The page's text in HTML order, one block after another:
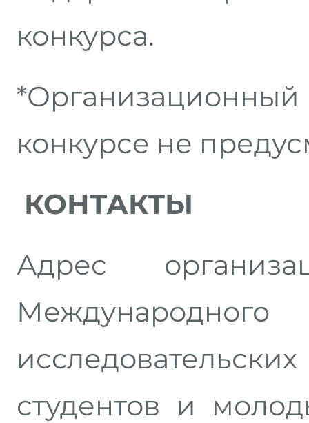
конкурса.
конкурсе не
КОНТАКТЫ
Адрес
студентов и